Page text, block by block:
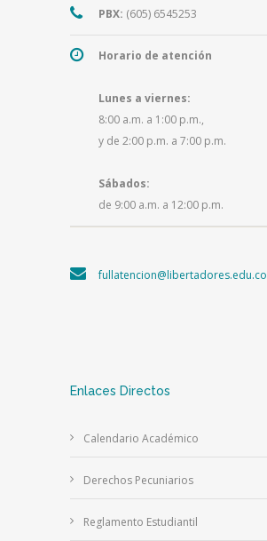
PBX: (605) 6545253
Horario de atención
Lunes a viernes:
8:00 a.m. a 1:00 p.m.,
y de 2:00 p.m. a 7:00 p.m.
Sábados:
de 9:00 a.m. a 12:00 p.m.
fullatencion@libertadores.edu.co
Enlaces Directos
Calendario Académico
Derechos Pecuniarios
Reglamento Estudiantil